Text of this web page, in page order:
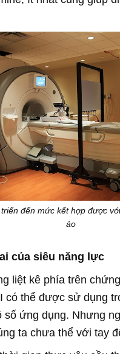
đến mức kết hợp được
ảo
của siêu năng lực
liệt kê phía trên
có thể được sử dụng
số ứng dụng. Nhưng
ta chưa thể với tay